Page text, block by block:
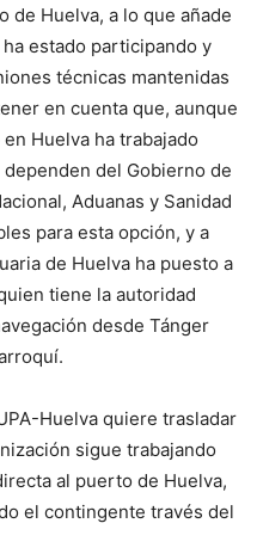
de Huelva, a lo que añade
estado participando y
técnicas mantenidas
en cuenta que, aunque
Huelva ha trabajado
del Gobierno de
Aduanas y Sanidad
para esta opción, y a
de Huelva ha puesto a
tiene la autoridad
desde Tánger
Huelva quiere trasladar
sigue trabajando
al puerto de Huelva,
el contingente través del